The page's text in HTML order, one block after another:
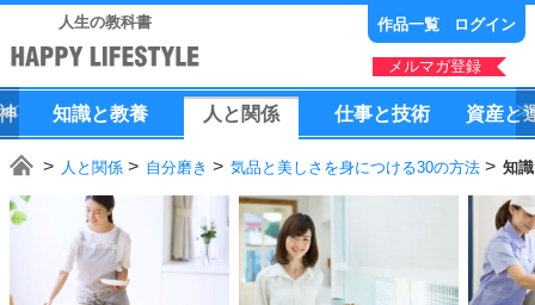
人生の教科書 作品一覧 ログイン
メルマガ登録
知識と教養 人 と 関係 仕事と技術 資産と
人と関係 自分磨き 気品と美しさを身につける30の方法 知